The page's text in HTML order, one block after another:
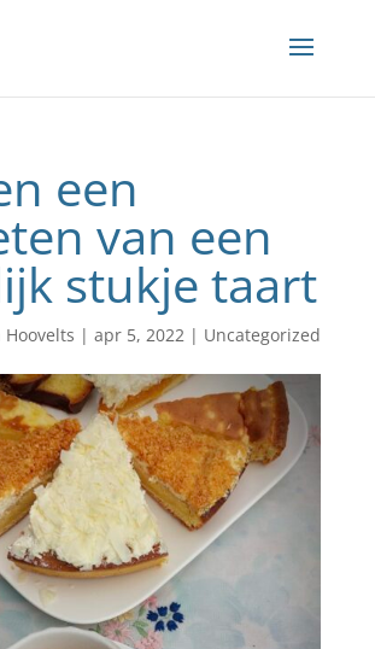
een
van een
stukje taart
| apr 5, 2022| Uncategorized